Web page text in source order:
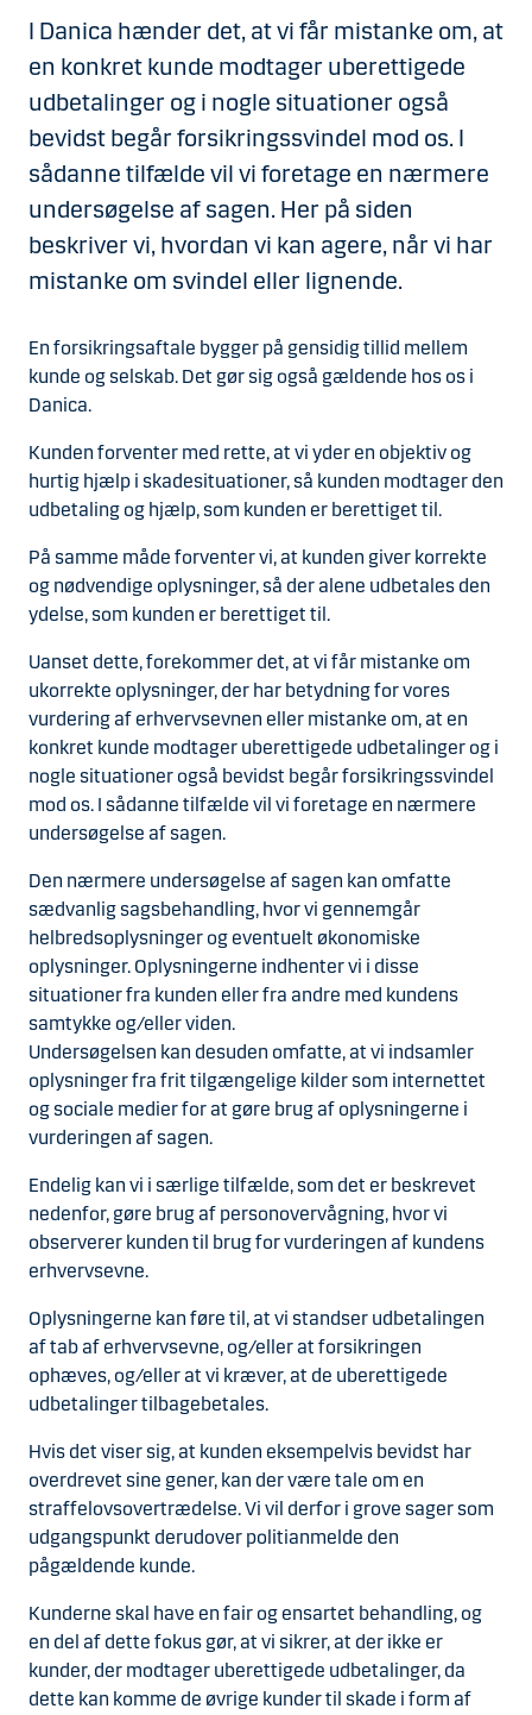
I Danica hænder det, at vi får mistanke om, at
en konkret kunde modtager uberettigede
udbetalinger og i nogle situationer også
bevidst begår forsikringssvindel mod os. I
sådanne tilfælde vil vi foretage en nærmere
undersøgelse af sagen. Her på siden
beskriver vi, hvordan vi kan agere, når vi har
mistanke om svindel eller lignende.
En forsikringsaftale bygger på gensidig tillid mellem
kunde og selskab. Det gør sig også gældende hos os i
Danica.
Kunden forventer med rette, at vi yder en objektiv og
hurtig hjælp i skadesituationer, så kunden modtager den
udbetaling og hjælp, som kunden er berettiget til.
På samme måde forventer vi, at kunden giver korrekte
og nødvendige oplysninger, så der alene udbetales den
ydelse, som kunden er berettiget til.
Uanset dette, forekommer det, at vi får mistanke om
ukorrekte oplysninger, der har betydning for vores
vurdering af erhvervsevnen eller mistanke om, at en
konkret kunde modtager uberettigede udbetalinger og i
nogle situationer også bevidst begår forsikringssvindel
mod os. I sådanne tilfælde vil vi foretage en nærmere
undersøgelse af sagen.
Den nærmere undersøgelse af sagen kan omfatte
sædvanlig sagsbehandling, hvor vi gennemgår
helbredsoplysninger og eventuelt økonomiske
oplysninger. Oplysningerne indhenter vi i disse
situationer fra kunden eller fra andre med kundens
samtykke og/eller viden.
Undersøgelsen kan desuden omfatte, at vi indsamler
oplysninger fra frit tilgængelige kilder som internettet
og sociale medier for at gøre brug af oplysningerne i
vurderingen af sagen.
Endelig kan vi i særlige tilfælde, som det er beskrevet
nedenfor, gøre brug af personovervågning, hvor vi
observerer kunden til brug for vurderingen af kundens
erhvervsevne.
Oplysningerne kan føre til, at vi standser udbetalingen
af tab af erhvervsevne, og/eller at forsikringen
ophæves, og/eller at vi kræver, at de uberettigede
udbetalinger tilbagebetales.
Hvis det viser sig, at kunden eksempelvis bevidst har
overdrevet sine gener, kan der være tale om en
straffelovsovertrædelse. Vi vil derfor i grove sager som
udgangspunkt derudover politianmelde den
pågældende kunde.
Kunderne skal have en fair og ensartet behandling, og
en del af dette fokus gør, at vi sikrer, at der ikke er
kunder, der modtager uberettigede udbetalinger, da
dette kan komme de øvrige kunder til skade i form af